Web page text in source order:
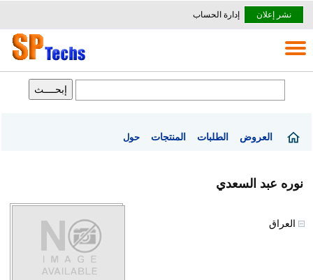
نشر إعلان إدارة الحساب
العروض الطلبات المنتجات حول
نوره عبد السعدي
العراق